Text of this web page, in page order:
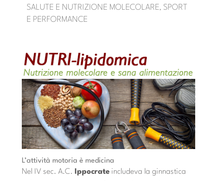
SALUTE E NUTRIZIONE MOLECOLARE, SPORT
E PERFORMANCE
L’attività motoria è medicina
Nel IV sec. A.C. Ippocrateincludeva la ginnastica